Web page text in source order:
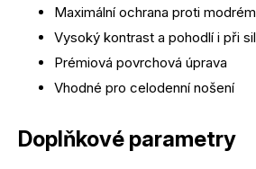
Maximální ochrana proti
Vysoký kontrast a pohodlí i při
Prémiová povrchová úprava
Vhodné pro celodenní nošení
Doplňkové parametry